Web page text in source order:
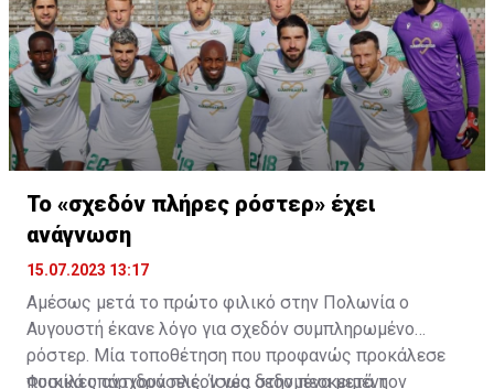
Το «σχεδόν πλήρες ρόστερ» έχει
ανάγνωση
15.07.2023 13:17
Αμέσως μετά το πρώτο φιλικό στην Πολωνία ο
Αυγουστή έκανε λόγο για σχεδόν συμπληρωμένο
ρόστερ. Μία τοποθέτηση που προφανώς προκάλεσε
ποικίλες αντιδράσεις. Ίσως στην πεοκειμένη
Φυσικά υπάρχουν πλέον νέα δεδομένα μετά τον